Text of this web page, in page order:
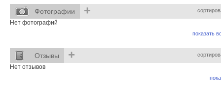
Фотографии +
Нет фотографий
показать
Отзывы +
Нет отзывов